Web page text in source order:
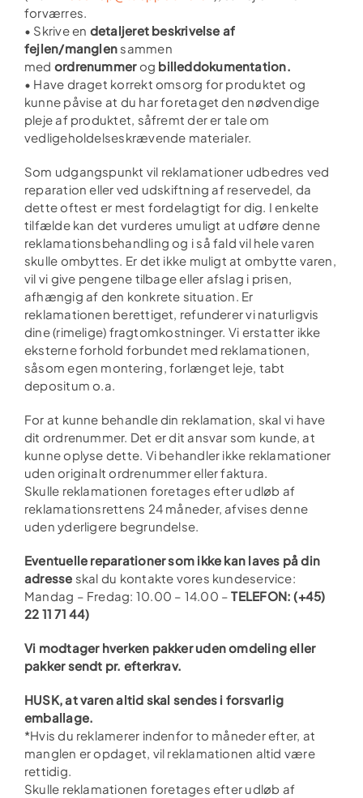
forværres.
• Skrive en detaljeret beskrivelse af
fejlen/manglen sammen
med ordrenummerog billeddokumentation.
• Have draget korrekt omsorg for produktet og
kunne påvise at du har foretaget den nødvendige
pleje af produktet, såfremt der er tale om
vedligeholdelseskrævende materialer.
Som udgangspunkt vil reklamationer udbedres ved
reparation eller ved udskiftning af reservedel, da
dette oftest er mest fordelagtigt for dig. I enkelte
tilfælde kan det vurderes umuligt at udføre denne
reklamationsbehandling og i så fald vil hele varen
skulle ombyttes. Er det ikke muligt at ombytte varen,
vil vi give pengene tilbage eller afslag i prisen,
afhængig af den konkrete situation. Er
reklamationen berettiget, refunderer vi naturligvis
dine (rimelige) fragtomkostninger. Vi erstatter ikke
eksterne forhold forbundet med reklamationen,
såsom egen montering, forlænget leje, tabt
depositum o.a.
For at kunne behandle din reklamation, skal vi have
dit ordrenummer. Det er dit ansvar som kunde, at
kunne oplyse dette. Vi behandler ikke reklamationer
uden originalt ordrenummer eller faktura.
Skulle reklamationen foretages efter udløb af
reklamationsrettens 24 måneder, afvises denne
uden yderligere begrundelse.
Eventuelle reparationer som ikke kan laves på din
adresse skal du kontakte vores kundeservice:
Mandag – Fredag: 10.00 – 14.00 –TELEFON: (+45)
22 11 71 44)
Vi modtager hverken pakker uden omdeling eller
pakker sendt pr. efterkrav.
HUSK, at varen altid skal sendes i forsvarlig
emballage.
*Hvis du reklamerer indenfor to måneder efter, at
manglen er opdaget, vil reklamationen altid være
rettidig.
Skulle reklamationen foretages efter udløb af